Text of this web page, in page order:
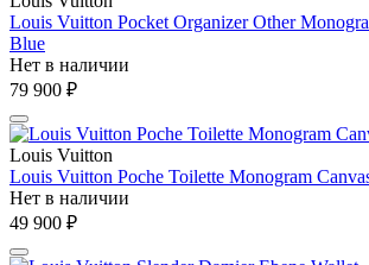
Louis Vuitton Pocket Organizer Other
Blue
Нет в наличии
79 900 ₽
Louis Vuitton
Louis Vuitton Poche Toilette Monogram
Нет в наличии
49 900 ₽